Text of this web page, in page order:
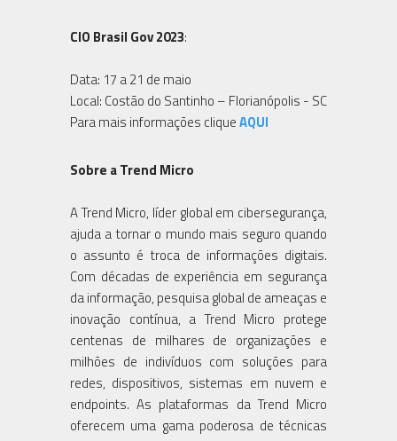
CIO Brasil Gov 2023:
Data: 17 a 21 de maio
Local: Costão do Santinho – Florianópolis - SC
Para mais informações cliqueAQUI
Sobre a Trend Micro
A Trend Micro, líder global em cibersegurança,
ajuda a tornar o mundo mais seguro quando
o assunto é troca de informações digitais.
Com décadas de experiência em segurança
da informação, pesquisa global de ameaças e
inovação contínua, a Trend Micro protege
centenas de milhares de organizações e
milhões de indivíduos com soluções para
redes, dispositivos, sistemas em nuvem e
endpoints. As plataformas da Trend Micro
oferecem uma gama poderosa de técnicas